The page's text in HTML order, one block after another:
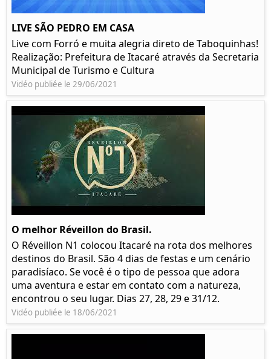
LIVE SÃO PEDRO EM CASA
Live com Forró e muita alegria direto de Taboquinhas!
Realização: Prefeitura de Itacaré através da Secretaria
Municipal de Turismo e Cultura
Vidéo publiée le 29/06/2021
O melhor Réveillon do Brasil.
O Réveillon N1 colocou Itacaré na rota dos melhores
destinos do Brasil. São 4 dias de festas e um cenário
paradisíaco. Se você é o tipo de pessoa que adora
uma aventura e estar em contato com a natureza,
encontrou o seu lugar. Dias 27, 28, 29 e 31/12.
Vidéo publiée le 18/06/2021